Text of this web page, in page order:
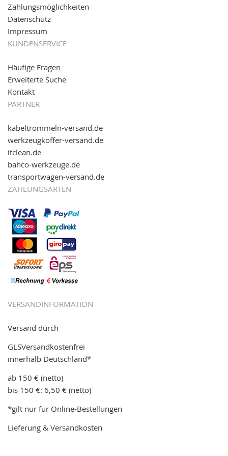
Zahlungsmöglichkeiten
Datenschutz
Impressum
KUNDENSERVICE
Häufige Fragen
Erweiterte Suche
Kontakt
PARTNER
kabeltrommeln-versand.de
werkzeugkoffer-versand.de
itclean.de
bahco-werkzeuge.de
transportwagen-versand.de
ZAHLUNGSARTEN
VERSANDINFORMATION
Versand durch
GLSVersandkostenfrei
innerhalb Deutschland*
ab 150 € (netto)
bis 150 €: 6,50 € (netto)
*gilt nur für Online-Bestellungen
Lieferung & Versandkosten